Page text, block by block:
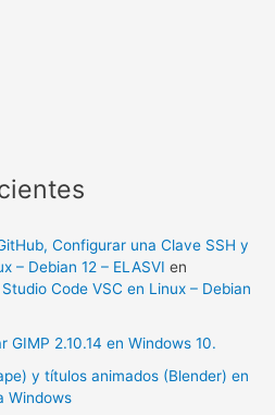
Configurar una Clave SSH y
– Debian 12 – ELASVI en
Code VSC en Linux – Debian
GIMP 2.10.14 en Windows 10.
y títulos animados (Blender) en
Windows